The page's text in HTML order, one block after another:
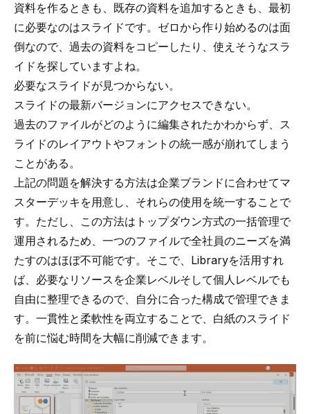
資料を作るときも、既存の資料を追加するときも、最初
に必要なのはスライドです。ゼロから作り始めるのは面
倒なので、過去の資料をコピーしたり、使えそうなスラ
イドを探していますよね。
必要なスライドが見つからない。
スライドの最新バージョンにアクセスできない。
過去のファイルがどのように編集されたかわからず、ス
ライドのレイアウトやフォントの統一感が崩れてしまう
ことがある。
上記の問題を解決する方法は企業ブランドに合わせてマ
スターデッキを用意し、それらの使用を統一することで
す。ただし、この方法はトップダウン方式の一括管理で
運用されるため、一つのファイルで全社員のニーズを満
たすのはほぼ不可能です。そこで、Libraryを活用すれ
ば、必要なリソースを企業レベルそして個人レベルでも
自由に整理できるので、自分に合った構成で管理できま
す。一貫性と柔軟性を両立することで、白紙のスライド
を前に悩む時間を大幅に削減できます。